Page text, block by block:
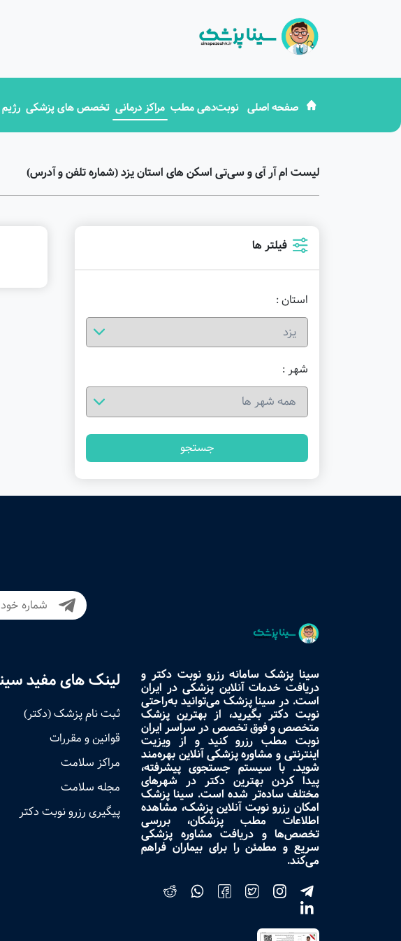
صفحه اصلی نوبت‌دهی مطب مراکز درمانی تخصص های پزشکی
لیست ام آر آی و سی‌تی اسکن های استان یزد (شماره تلفن و آدرس)
فیلتر ها
استان :
شهر :
جستجو
سینا پزشک سامانه رزرو نوبت دکتر و
دریافت خدمات آنلاین پزشکی در ایران
است. در سینا پزشک می‌توانید به‌راحتی
نوبت دکتر بگیرید، از بهترین پزشک
متخصص و فوق تخصص در سراسر ایران
نوبت مطب رزرو کنید و از ویزیت
اینترنتی و مشاوره پزشکی آنلاین بهره‌مند
شوید. با سیستم جستجوی پیشرفته،
پیدا کردن بهترین دکتر در شهرهای
مختلف ساده‌تر شده است. سینا پزشک
امکان رزرو نوبت آنلاین پزشک، مشاهده
اطلاعات مطب پزشکان، بررسی
تخصص‌ها و دریافت مشاوره پزشکی
سریع و مطمئن را برای بیماران فراهم
می‌کند.
لینک های مفید
ثبت نام پزشک (دکتر)
قوانین و مقررات
مراکز سلامت
مجله سلامت
پیگیری رزرو نوبت دکتر